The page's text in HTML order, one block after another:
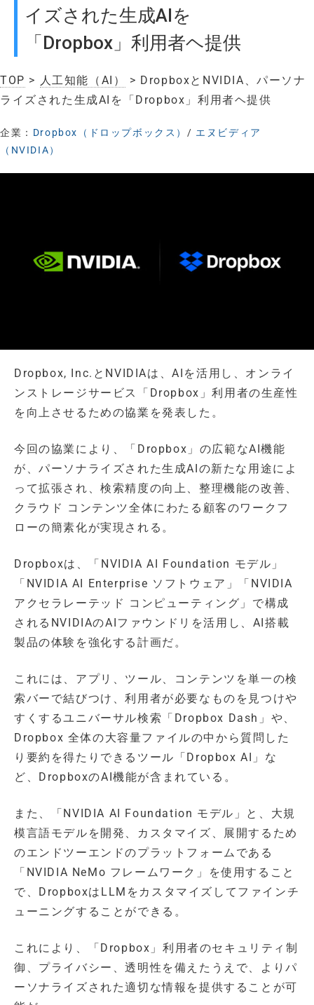
イズされた生成AIを
「Dropbox」利用者ヘ提供
TOP > 人工知能（AI）
> DropboxとNVIDIA、パーソナ
ライズされた生成AIを「Dropbox」利用者ヘ提供
企業： Dropbox（ドロップボックス）/ エヌビディア
（NVIDIA）
Dropbox, Inc.とNVIDIAは、AIを活用し、オンライ
ンストレージサービス「Dropbox」利用者の生産性
を向上させるための協業を発表した。
今回の協業により、「Dropbox」の広範なAI機能
が、パーソナライズされた生成AIの新たな用途によ
って拡張され、検索精度の向上、整理機能の改善、
クラウド コンテンツ全体にわたる顧客のワークフ
ローの簡素化が実現される。
Dropboxは、「NVIDIA AI Foundation モデル」
「NVIDIA AI Enterprise ソフトウェア」「NVIDIA
アクセラレーテッド コンピューティング」で構成
されるNVIDIAのAIファウンドリを活用し、AI搭載
製品の体験を強化する計画だ。
これには、アプリ、ツール、コンテンツを単一の検
索バーで結びつけ、利用者が必要なものを見つけや
すくするユニバーサル検索「Dropbox Dash」や、
Dropbox 全体の大容量ファイルの中から質問した
り要約を得たりできるツール「Dropbox AI」な
ど、DropboxのAI機能が含まれている。
また、「NVIDIA AI Foundation モデル」と、大規
模言語モデルを開発、カスタマイズ、展開するため
のエンドツーエンドのプラットフォームである
「NVIDIA NeMo フレームワーク」を使用すること
で、DropboxはLLMをカスタマイズしてファインチ
ューニングすることができる。
これにより、「Dropbox」利用者のセキュリティ制
御、プライバシー、透明性を備えたうえで、よりパ
ーソナライズされた適切な情報を提供することが可